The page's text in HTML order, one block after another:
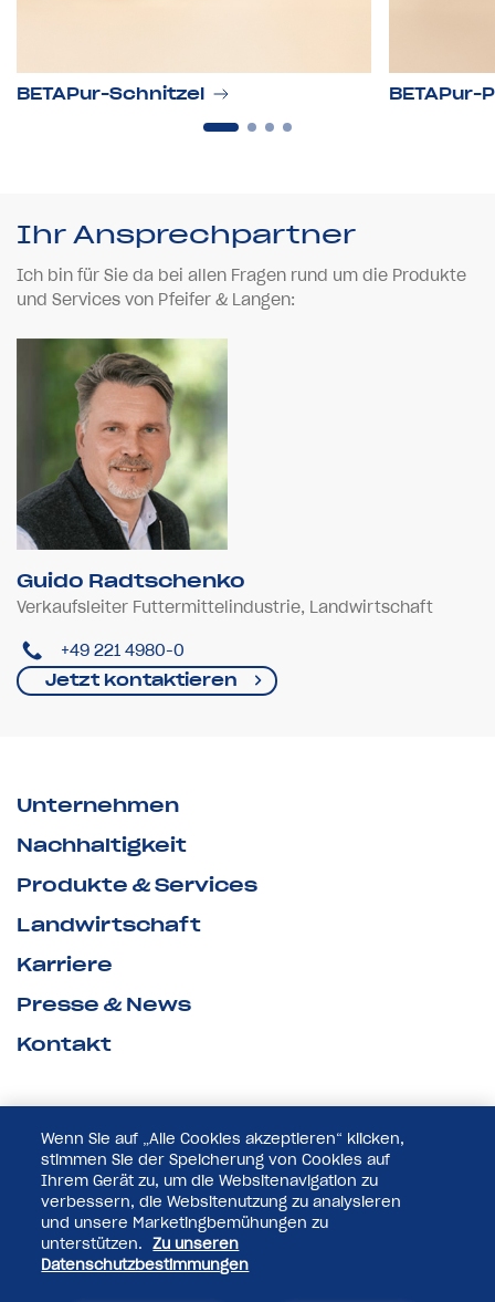
BETAPur-Schnitzel BETAPur-
Ihr Ansprechpartner
Ich bin für Sie da bei allen Fragen rund um die Produkte
und Services von Pfeifer & Langen:
Guido Radtschenko
Verkaufsleiter Futtermittelindustrie, Landwirtschaft
+49 221 4980-0
Jetzt kontaktieren
Unternehmen
Nachhaltigkeit
Produkte & Services
Landwirtschaft
Karriere
Presse & News
Kontakt
Wenn Sie auf „Alle Cookies akzeptieren“ klicken,
stimmen Sie der Speicherung von Cookies auf
Ihrem Gerät zu, um die Websitenavigation zu
verbessern, die Websitenutzung zu analysieren
und unsere Marketingbemühungen zu
unterstützen.
Zu unseren
Datenschutzbestimmungen